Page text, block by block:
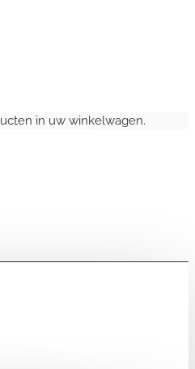
in uw winkelwagen.